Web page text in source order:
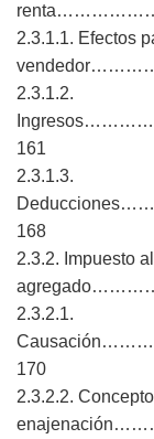
2.3.1.1. Efectos
2.3.1.2.
161
2.3.1.3.
168
2.3.2. Impuesto
2.3.2.1.
170
2.3.2.2.